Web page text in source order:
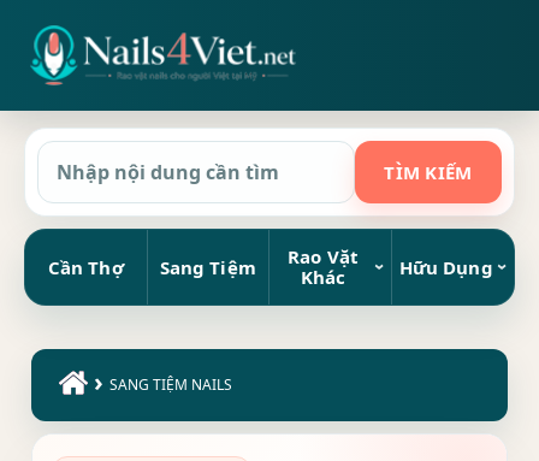
Cần Thợ Sang Tiệm
Rao Vặt
Khác
Hữu Dụng
› SANG TIỆM NAILS